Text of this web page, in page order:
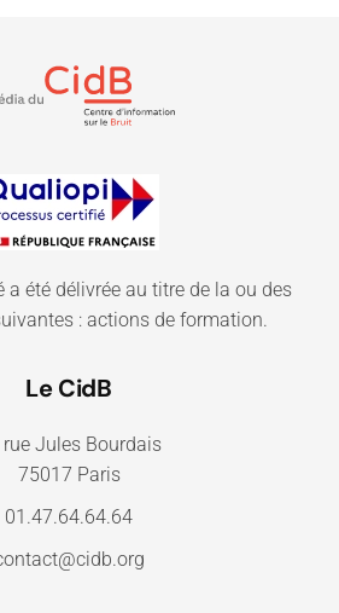
a été délivrée au titre de la ou des
: actions de formation.
Le CidB
rue Jules Bourdais
75017 Paris
01.47.64.64.64